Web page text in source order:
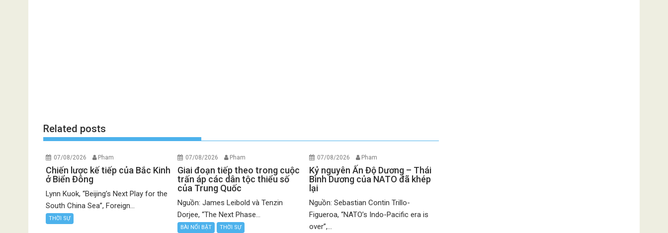
Related posts
07/08/2026 Pham
Chiến lược kế tiếp của Bắc Kinh
ở Biển Đông
Lynn Kuok, “Beijing’s Next Play for the
South China Sea”, Foreign...
THỜI SỰ
07/08/2026 Pham
Giai đoạn tiếp theo trong cuộc
trấn áp các dân tộc thiểu số
của Trung Quốc
Nguồn: James Leibold và Tenzin
Dorjee, “The Next Phase...
BÀI NỔI BẬT THỜI SỰ
07/08/2026 Pham
Kỷ nguyên Ấn Độ Dương – Thái
Bình Dương của NATO đã khép
lại
Nguồn: Sebastian Contin Trillo-
Figueroa, “NATO’s Indo-Pacific era is
over”,...